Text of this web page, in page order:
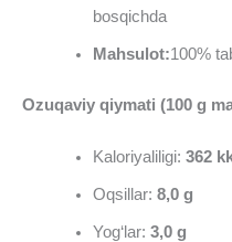
bosqichda
Mahsulot:100%
Ozuqaviy qiymati (100 g
Kaloriyaliligi: 362
Oqsillar: 8,0 g
Yog‘lar: 3,0 g